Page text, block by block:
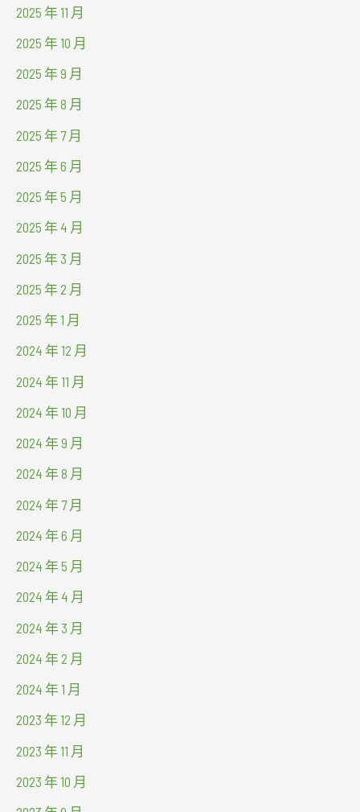
2025 年 11 月
2025 年 10 月
2025 年 9 月
2025 年 8 月
2025 年 7 月
2025 年 6 月
2025 年 5 月
2025 年 4 月
2025 年 3 月
2025 年 2 月
2025 年 1 月
2024 年 12 月
2024 年 11 月
2024 年 10 月
2024 年 9 月
2024 年 8 月
2024 年 7 月
2024 年 6 月
2024 年 5 月
2024 年 4 月
2024 年 3 月
2024 年 2 月
2024 年 1 月
2023 年 12 月
2023 年 11 月
2023 年 10 月